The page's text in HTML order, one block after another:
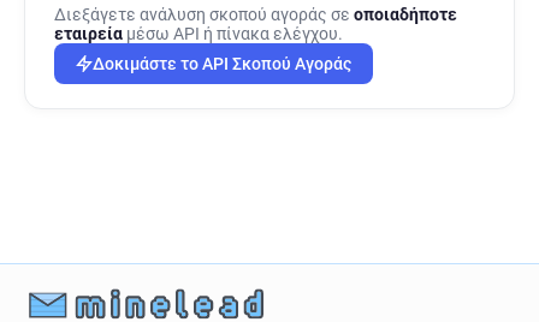
Διεξάγετε ανάλυση σκοπού αγοράς σε οποιαδήποτε
εταιρεία μέσω API ή πίνακα ελέγχου.
Δοκιμάστε το API Σκοπού Αγοράς